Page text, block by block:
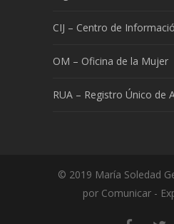
CIJ – Centro de
OM – Oficina de la Mujer
RUA – Registro Único de
© 2019 María Soledad
por Comunicar -